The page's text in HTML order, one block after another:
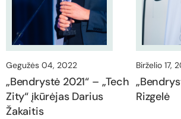
Gegužės 04, 2022
„Bendrystė 2021“ – „Tech
Zity“ įkūrėjas Darius
Žakaitis
Birželio 17,
Rizgelė